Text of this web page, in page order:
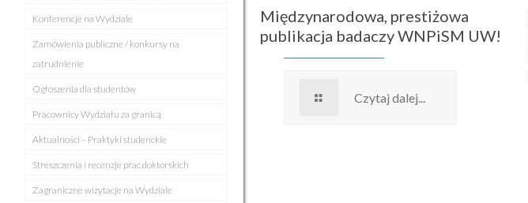
Międzynarodowa, prestiżowa
publikacja badaczy WNPiSM UW!
Czytaj dalej...
Konferencje na Wydziale
Zamówienia publiczne / konkursy na
zatrudnienie
Ogłoszenia dla studentów
Pracownicy Wydziału za granicą
Aktualności – Praktyki studenckie
Streszczenia i recenzje prac doktorskich
Zagraniczne wizytacje na Wydziale